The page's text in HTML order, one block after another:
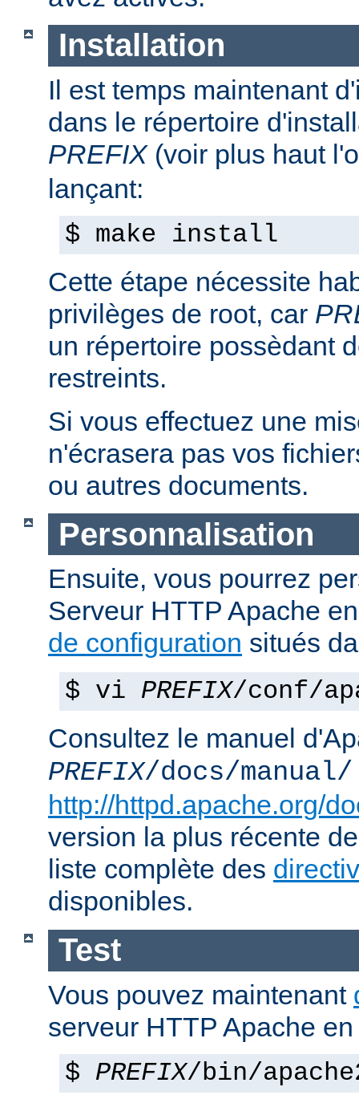
Installation
Il est temps maintenant
dans le répertoire
PREFIX(voir plus haut
lançant:
$ make install
Cette étape nécessite
privilèges de root, car
un répertoire possèdant
restreints.
Si vous effectuez une
n'écrasera pas vos
ou autres documents.
Personnalisation
Ensuite, vous pourrez
Serveur HTTP Apache
de configuration situés
$ vi PREFIX/conf/
Consultez le manuel
PREFIX/docs/manual/
http://httpd.apache.org/
version la plus récente
liste complète des
disponibles.
Test
Vous pouvez maintenant
serveur HTTP Apache
$ PREFIX/bin/